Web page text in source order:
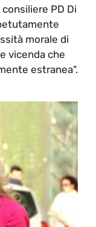
PD Di
morale di
vicenda che
estranea".